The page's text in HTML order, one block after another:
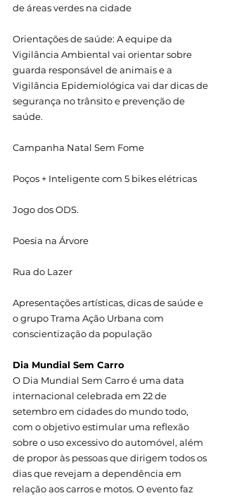
de áreas verdes na cidade
Orientações de saúde: A equipe da
Vigilância Ambiental vai orientar sobre
guarda responsável de animais e a
Vigilância Epidemiológica vai dar dicas de
segurança no trânsito e prevenção de
saúde.
Campanha Natal Sem Fome
Poços + Inteligente com 5 bikes elétricas
Jogo dos ODS.
Poesia na Árvore
Rua do Lazer
Apresentações artísticas, dicas de saúde e
o grupo Trama Ação Urbana com
conscientização da população
Dia Mundial Sem Carro
O Dia Mundial Sem Carro é uma data
internacional celebrada em 22 de
setembro em cidades do mundo todo,
com o objetivo estimular uma reflexão
sobre o uso excessivo do automóvel, além
de propor às pessoas que dirigem todos os
dias que revejam a dependência em
relação aos carros e motos. O evento faz